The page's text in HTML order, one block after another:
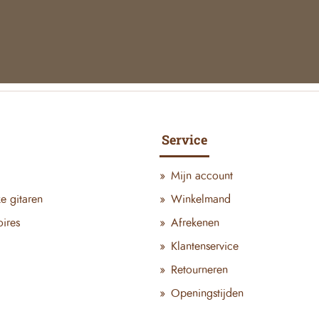
gitaren
Service
Mijn account
Winkelmand
Afrekenen
Klantenservice
Retourneren
Openingstijden